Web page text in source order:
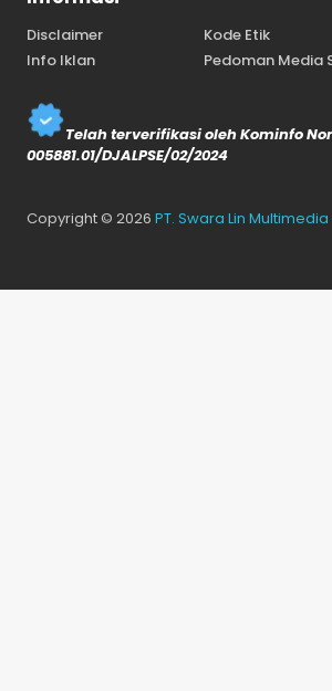
Disclaimer Kode Etik
Info Iklan
Pedoman Media
Telah terverifikasi oleh Kominfo
005881.01/DJALPSE/02/2024
Copyright © 2026 PT. Swara Lin Multimedia